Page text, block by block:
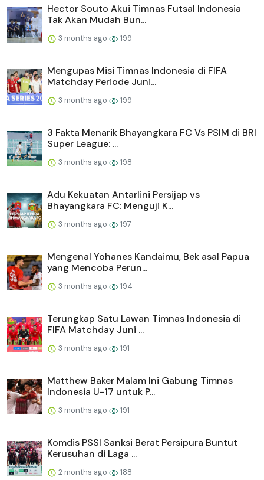
Hector Souto Akui Timnas Futsal Indonesia
Tak Akan Mudah Bun...
3 months ago 199
Mengupas Misi Timnas Indonesia di FIFA
Matchday Periode Juni...
3 months ago 199
3 Fakta Menarik Bhayangkara FC Vs PSIM di BRI
Super League: ...
3 months ago 198
Adu Kekuatan Antarlini Persijap vs
Bhayangkara FC: Menguji K...
3 months ago 197
Mengenal Yohanes Kandaimu, Bek asal Papua
yang Mencoba Perun...
3 months ago 194
Terungkap Satu Lawan Timnas Indonesia di
FIFA Matchday Juni ...
3 months ago 191
Matthew Baker Malam Ini Gabung Timnas
Indonesia U-17 untuk P...
3 months ago 191
Komdis PSSI Sanksi Berat Persipura Buntut
Kerusuhan di Laga ...
2 months ago 188